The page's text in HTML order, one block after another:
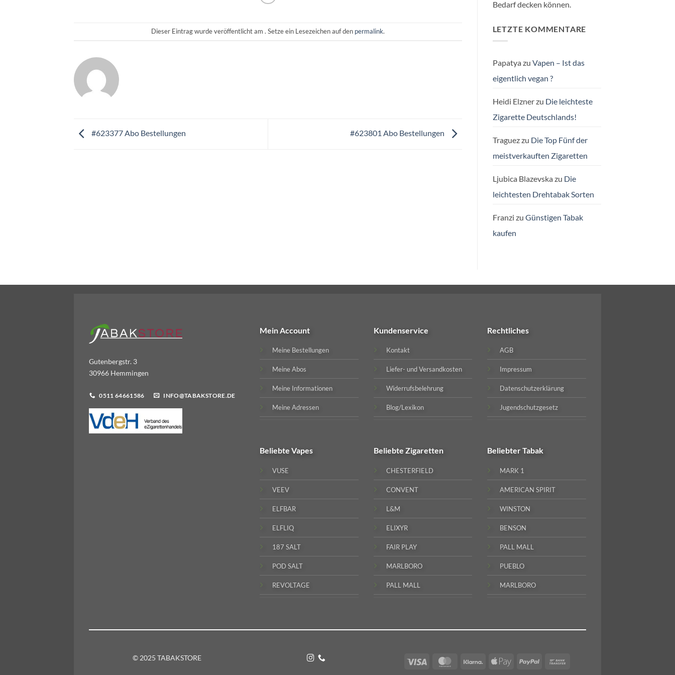
Dieser Eintrag wurde veröffentlicht am . Setze ein Lesezeichen auf den permalink.
#623377 Abo Bestellungen #623801 Abo Bestellungen
Bedarf decken können.
LETZTE KOMMENTARE
Papatya zu Vapen – Ist das
eigentlich vegan ?
Heidi Elznerzu Die leichteste
Zigarette Deutschlands!
Traguezzu Die Top Fünf der
meistverkauften Zigaretten
Ljubica Blazevska zu Die
leichtesten Drehtabak Sorten
Franzi zu Günstigen Tabak
kaufen
Gutenbergstr. 3
30966 Hemmingen
0511 64661586 INFO@TABAKSTORE.DE
Mein Account
Meine Bestellungen
Meine Abos
Meine Informationen
Meine Adressen
Kundenservice
Kontakt
Liefer- und Versandkosten
Widerrufsbelehrung
Blog/Lexikon
Rechtliches
AGB
Impressum
Datenschutzerklärung
Jugendschutzgesetz
BeliebteVapes
VUSE
VEEV
ELFBAR
ELFLIQ
187 SALT
POD SALT
REVOLTAGE
Beliebte Zigaretten
CHESTERFIELD
CONVENT
L&M
ELIXYR
FAIR PLAY
MARLBORO
PALL MALL
BeliebterTabak
MARK 1
AMERICAN SPIRIT
WINSTON
BENSON
PALL MALL
PUEBLO
MARLBORO
© 2025 TABAKSTORE Visa MasterCardKlarna
Apple
PayPal